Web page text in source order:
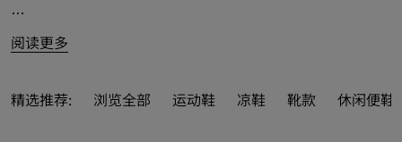
设计，尽展品牌典藏元素风范。
推出适配四季型格的新季精品，于风雨天气和暖阳时节守护
阅读更多
精选推荐: 浏览全部 运动鞋 凉鞋 靴款 休闲便